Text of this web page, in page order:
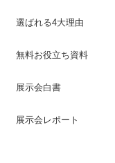
選ばれる4大理由
無料お役立ち資料
展示会白書
展示会レポート